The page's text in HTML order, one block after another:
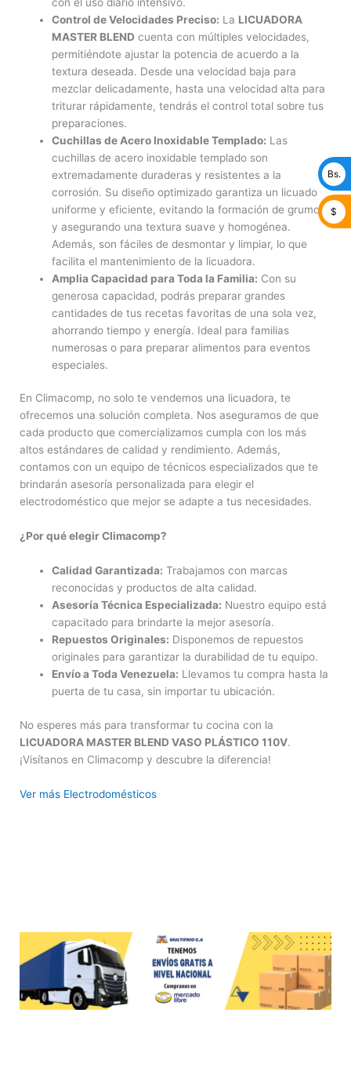
Control de Velocidades Preciso: La LICUADORA
MASTER BLEND cuenta con múltiples velocidades,
permitiéndote ajustar la potencia de acuerdo a la
textura deseada. Desde una velocidad baja para
mezclar delicadamente, hasta una velocidad alta para
triturar rápidamente, tendrás el control total sobre tus
preparaciones.
Cuchillas de Acero Inoxidable Templado: Las
cuchillas de acero inoxidable templado son
extremadamente duraderas y resistentes a la
corrosión. Su diseño optimizado garantiza un licuado
uniforme y eficiente, evitando la formación de grumos
y asegurando una textura suave y homogénea.
Además, son fáciles de desmontar y limpiar, lo que
facilita el mantenimiento de la licuadora.
Amplia Capacidad para Toda la Familia: Con su
generosa capacidad, podrás preparar grandes
cantidades de tus recetas favoritas de una sola vez,
ahorrando tiempo y energía. Ideal para familias
numerosas o para preparar alimentos para eventos
especiales.
En Climacomp, no solo te vendemos una licuadora, te
ofrecemos una solución completa. Nos aseguramos de que
cada producto que comercializamos cumpla con los más
altos estándares de calidad y rendimiento. Además,
contamos con un equipo de técnicos especializados que te
brindarán asesoría personalizada para elegir el
electrodoméstico que mejor se adapte a tus necesidades.
¿Por qué elegir Climacomp?
Calidad Garantizada: Trabajamos con marcas
reconocidas y productos de alta calidad.
Asesoría Técnica Especializada: Nuestro equipo está
capacitado para brindarte la mejor asesoría.
Repuestos Originales: Disponemos de repuestos
originales para garantizar la durabilidad de tu equipo.
Envío a Toda Venezuela: Llevamos tu compra hasta la
puerta de tu casa, sin importar tu ubicación.
No esperes más para transformar tu cocina con la
LICUADORA MASTER BLEND VASO PLÁSTICO 110V.
¡Visítanos en Climacomp y descubre la diferencia!
Ver más Electrodomésticos
Bs.
$